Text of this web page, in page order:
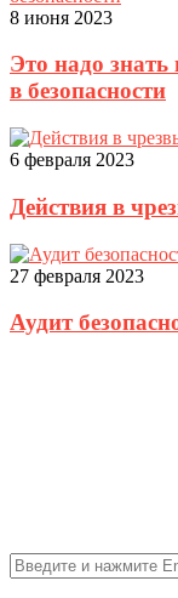
8 июня 2023
Это надо
в безопасности
6 февраля 2023
Действия в
27 февраля 2023
Аудит